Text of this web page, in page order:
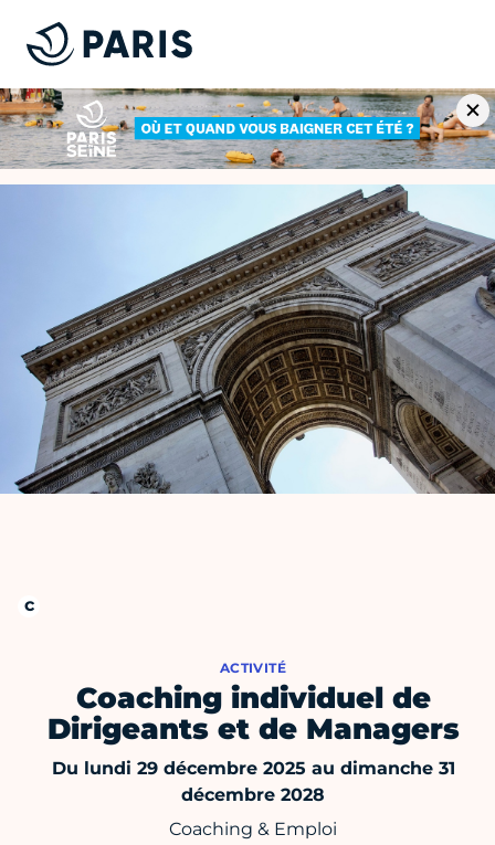
ACTIVITÉ
Coaching individuel de
Dirigeants et de Managers
Du lundi 29 décembre 2025 au dimanche 31
décembre 2028
Coaching & Emploi